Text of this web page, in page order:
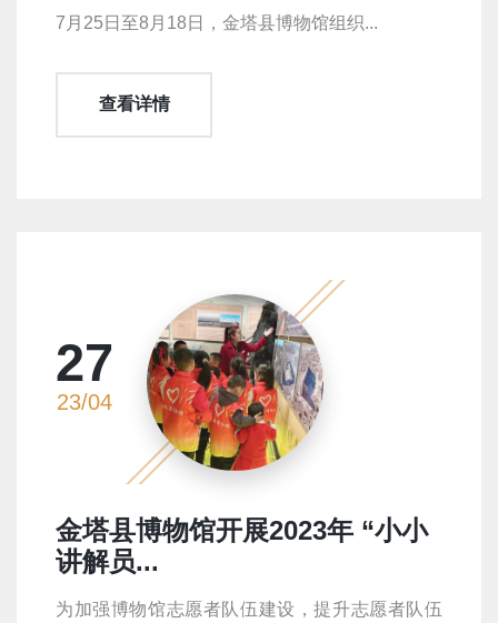
7月25日至8月18日，金塔县博物馆组织...
查看详情
27
23/04
金塔县博物馆开展2023年 “小小
讲解员...
为加强博物馆志愿者队伍建设，提升志愿者队伍